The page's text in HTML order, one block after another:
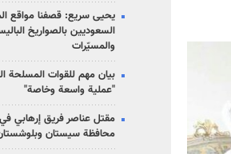
يحيى سريع: قصفنا مواقع
السعوديين بالصواريخ
والمسيّرات
بيان مهم للقوات المسلحة
"عملية واسعة وخاصة"
مقتل عناصر فريق إرهابي
محافظة سيستان